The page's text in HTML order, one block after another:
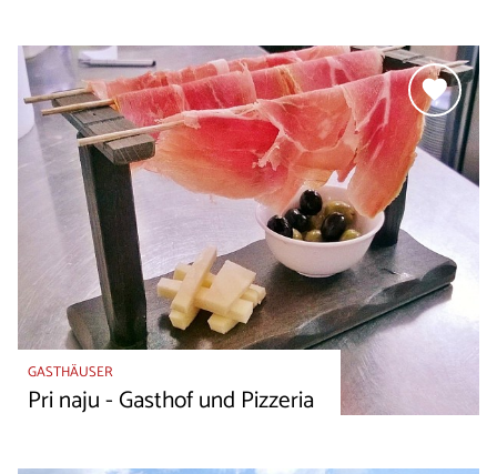
GASTHÄUSER
Pri naju - Gasthof und Pizzeria